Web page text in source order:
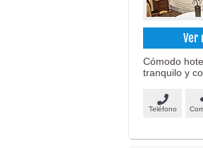
Ver
Cómodo
tranquilo y
Teléfono